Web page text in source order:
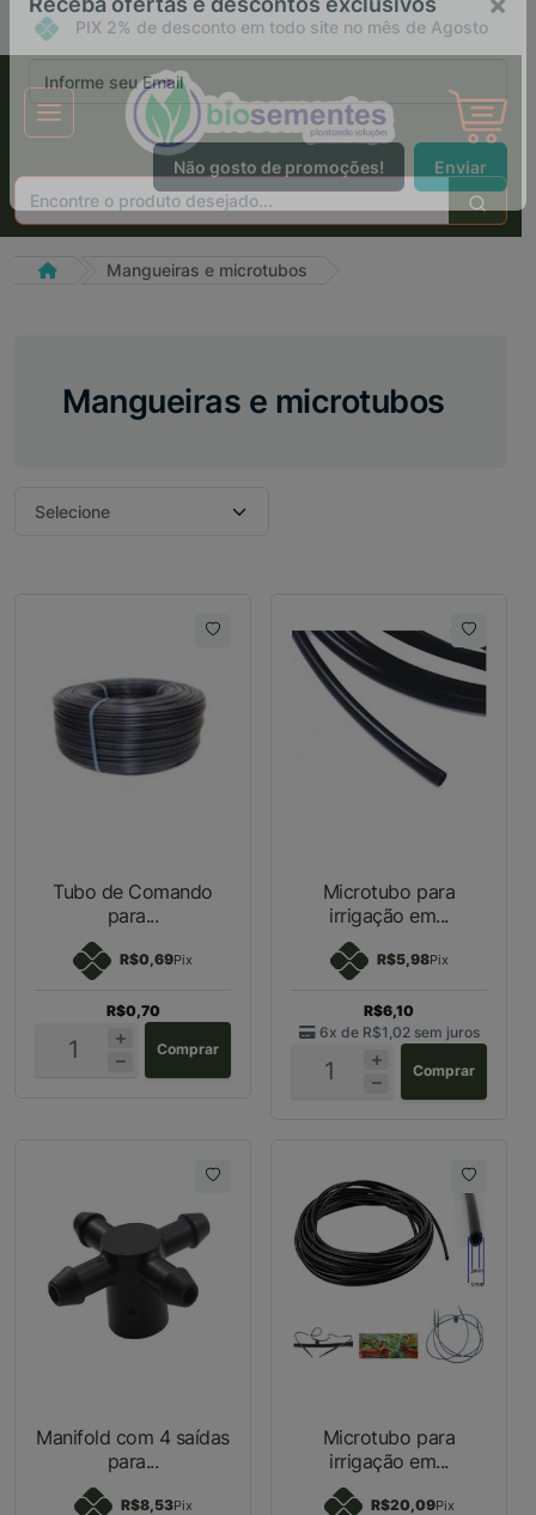
PIX 2% de desconto em todo site no mês de Agosto
Mangueiras e microtubos
Mangueiras e microtubos
Tubo de Comando
para...
R$0,69Pix
R$0,70
Comprar
Microtubo para
irrigação em...
R$5,98Pix
R$6,10
6x de R$1,02 sem juros
Comprar
Manifold com 4 saídas
para...
R$8,53Pix
Microtubo para
irrigação em...
R$20,09Pix
Receba ofertas e descontos exclusivos
Não gosto de promoções! Enviar